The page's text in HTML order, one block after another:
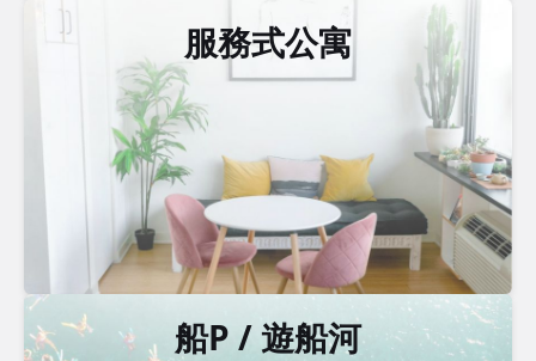
服務式公寓
船P / 遊船河